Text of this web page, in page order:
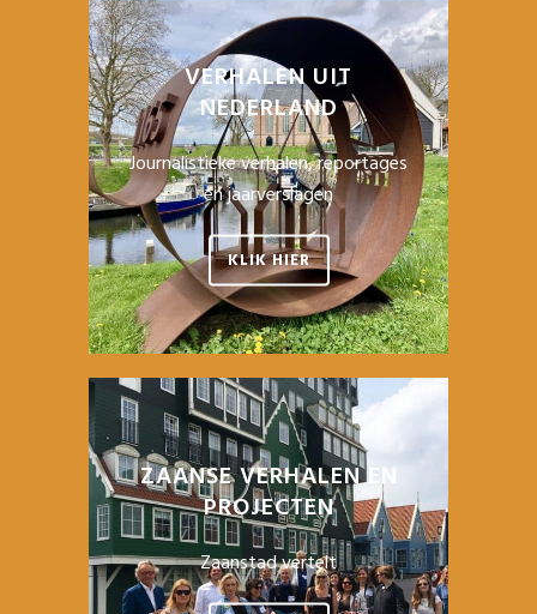
VERHALEN UIT
NEDERLAND
Journalistieke verhalen, reportages
en jaarverslagen
KLIK HIER
ZAANSE VERHALEN EN
PROJECTEN
Zaanstad vertelt